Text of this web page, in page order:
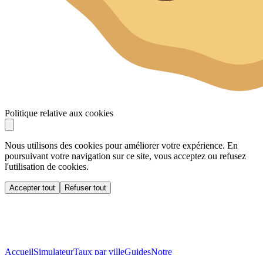
Politique relative aux cookies
Nous utilisons des cookies pour améliorer votre expérience. En
poursuivant votre navigation sur ce site, vous acceptez ou refusez
l'utilisation de cookies.
Accepter tout Refuser tout
AccueilSimulateurTaux par villeGuidesNotre